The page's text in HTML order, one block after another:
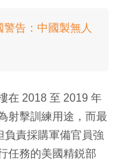
告：中國製無人
在 2018 至 2019 年
射擊訓練用途，而最
負責採購軍備官員強
任務的美國精鋭部